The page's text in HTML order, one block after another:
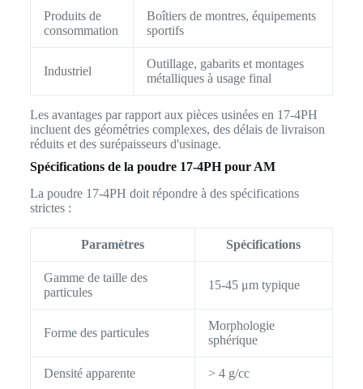
Produits de
consommation
Boîtiers de montres, équipements
sportifs
Industriel
Outillage, gabarits et montages
métalliques à usage final
Les avantages par rapport aux pièces usinées en 17-4PH
incluent des géométries complexes, des délais de livraison
réduits et des surépaisseurs d'usinage.
Spécifications de la poudre 17-4PH pour AM
La poudre 17-4PH doit répondre à des spécifications
strictes :
Paramètres Spécifications
Gamme de taille des
particules
15-45 μm typique
Forme des particules
Morphologie
sphérique
Densité apparente > 4 g/cc